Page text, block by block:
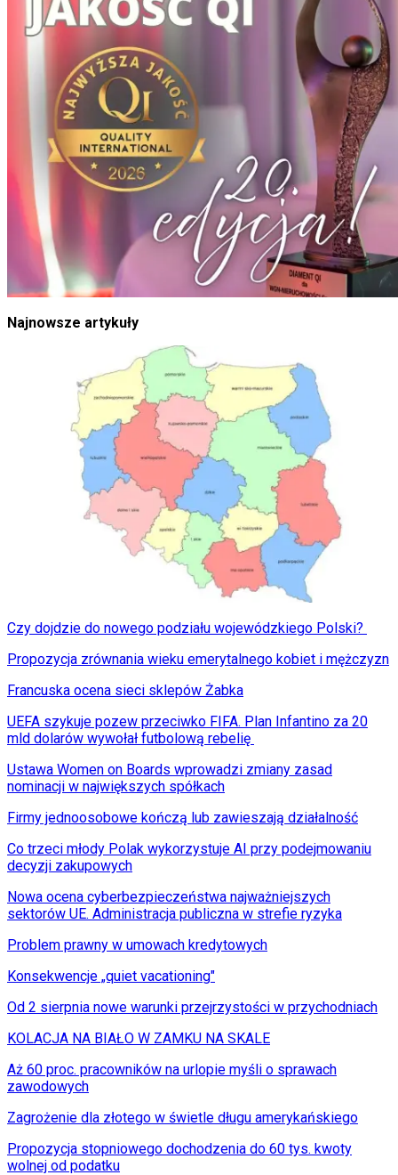
Najnowsze artykuły
Czy dojdzie do nowego podziału wojewódzkiego Polski?
Propozycja zrównania wieku emerytalnego kobiet i mężczyzn
Francuska ocena sieci sklepów Żabka
UEFA szykuje pozew przeciwko FIFA. Plan Infantino za 20
mld dolarów wywołał futbolową rebelię
Ustawa Women on Boards wprowadzi zmiany zasad
nominacji w największych spółkach
Firmy jednoosobowe kończą lub zawieszają działalność
Co trzeci młody Polak wykorzystuje AI przy podejmowaniu
decyzji zakupowych
Nowa ocena cyberbezpieczeństwa najważniejszych
sektorów UE. Administracja publiczna w strefie ryzyka
Problem prawny w umowach kredytowych
Konsekwencje „quiet vacationing"
Od 2 sierpnia nowe warunki przejrzystości w przychodniach
KOLACJA NA BIAŁO W ZAMKU NA SKALE
Aż 60 proc. pracowników na urlopie myśli o sprawach
zawodowych
Zagrożenie dla złotego w świetle długu amerykańskiego
Propozycja stopniowego dochodzenia do 60 tys. kwoty
wolnej od podatku